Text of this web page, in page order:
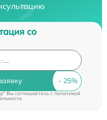
со
Вы соглашаетесь cполитикой